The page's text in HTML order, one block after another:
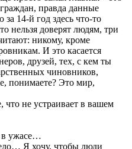
правда данные
14-й год здесь что-то
нельзя доверят людям, три
никому, кроме
И это касается
друзей, тех, с кем ты
чиновников,
понимаете? Это мир,
не устраивает в вашем
ужасе…
Я хочу, чтобы люди